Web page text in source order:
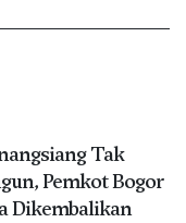
Tak
Pemkot Bogor
Dikembalikan